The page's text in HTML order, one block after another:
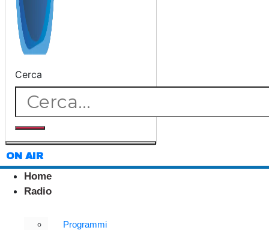
Cerca
ON AIR
Home
Radio
Programmi